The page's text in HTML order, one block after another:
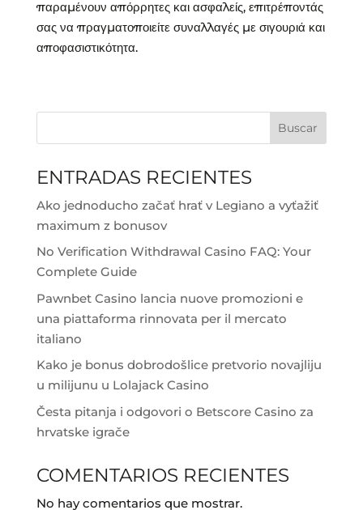
παραμένουν απόρρητες και ασφαλείς, επιτρέποντάς
σας να πραγματοποιείτε συναλλαγές με σιγουριά και
αποφασιστικότητα.
Buscar
ENTRADAS RECIENTES
Ako jednoducho začať hrať v Legiano a vyťažiť
maximum z bonusov
No Verification Withdrawal Casino FAQ: Your
Complete Guide
Pawnbet Casino lancia nuove promozioni e
una piattaforma rinnovata per il mercato
italiano
Kako je bonus dobrodošlice pretvorio novajliju
u milijunu u Lolajack Casino
Česta pitanja i odgovori o Betscore Casino za
hrvatske igrače
COMENTARIOS RECIENTES
No hay comentarios que mostrar.